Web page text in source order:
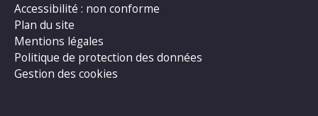
Accessibilité : non conforme
Plan du site
Mentions légales
Politique de protection des données
Gestion des cookies